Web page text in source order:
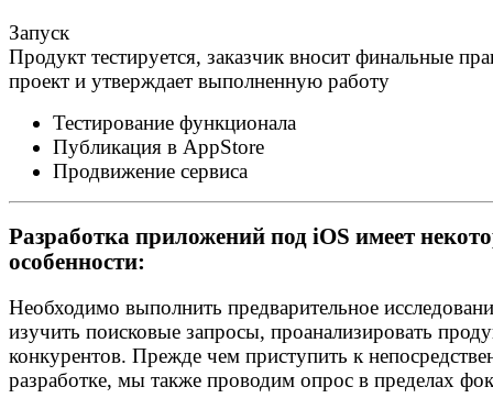
Запуск
Продукт тестируется, заказчик вносит финальные
проект и утверждает выполненную работу
Тестирование функционала
Публикация в AppStore
Продвижение сервиса
Разработка приложений под iOS имеет
особенности:
Необходимо выполнить предварительное
изучить поисковые запросы, проанализировать
конкурентов. Прежде чем приступить к
разработке, мы также проводим опрос в пределах